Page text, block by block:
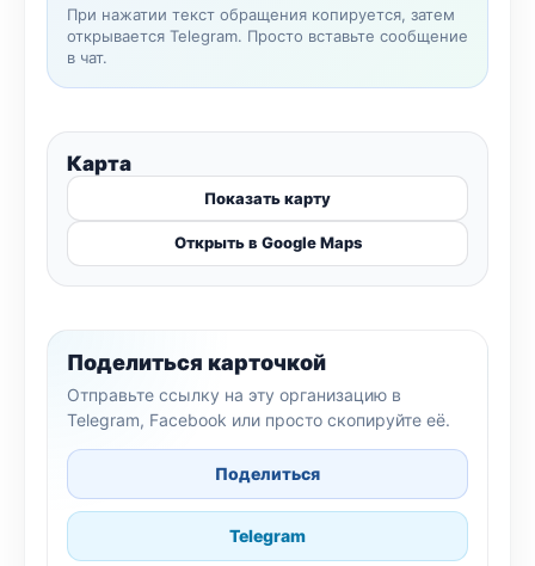
При нажатии текст обращения копируется, затем
открывается Telegram. Просто вставьте сообщение
в чат.
Карта
Показать карту
Открыть в Google Maps
Поделиться карточкой
Отправьте ссылку на эту организацию в
Telegram, Facebook или просто скопируйте её.
Поделиться
Telegram